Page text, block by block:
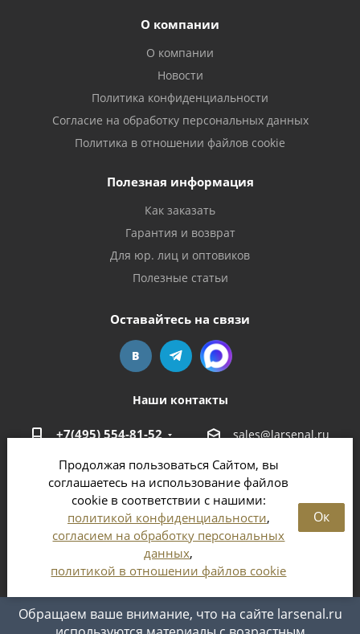
Продолжая пользоваться Сайтом, вы
соглашаетесь на использование файлов
cookie в соответствии с нашими:
политикой конфиденциальности,
согласием на обработку персональных
данных,
политикой в отношении файлов cookie
Ок
Обращаем ваше внимание, что на сайте larsenal.ru
О компании
О компании
Новости
Политика конфиденциальности
Согласие на обработку персональных данных
Политика в отношении файлов cookie
Полезная информация
Как заказать
Гарантия и возврат
Для юр. лиц и оптовиков
Полезные статьи
Оставайтесь на связи
Наши контакты
+7(495) 554-81-52 sales@larsenal.ru
Московская область,
г. Люберцы,
ул. Хлебозаводская, 8 Б